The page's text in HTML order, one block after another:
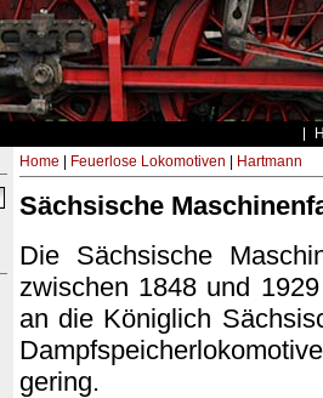
Home Feuerlose Lokomotiven Hartmann
Sächsische
Die Sächsische
zwischen 1848 und
an die Königlich
gering.